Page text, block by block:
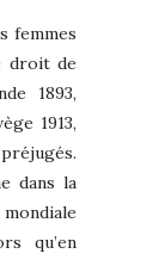
femmes
droit de
1893,
1913,
dans la
qu’en